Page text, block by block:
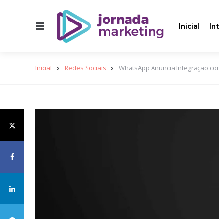
Inicial
Inicial Redes Sociais WhatsApp Anuncia Integração